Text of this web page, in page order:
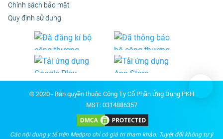
Chính sách bảo mật
Quy định sử dụng
© 2020 - Bản quyền thuộc Công Ty Cổ Phần Ứng Dụng PKH
MST: 0314886357
Các nội dung y tế trên Medpro chỉ có giá trị tham khảo. Tuyệt đối không tự ý